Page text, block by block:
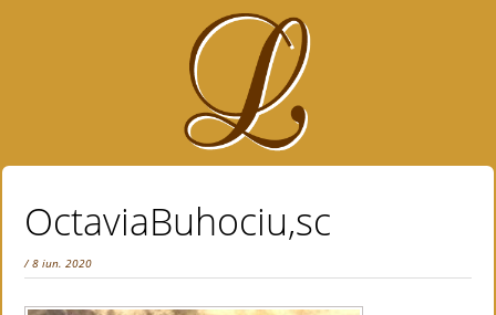
OctaviaBuhociu,sc
/ 8 iun. 2020